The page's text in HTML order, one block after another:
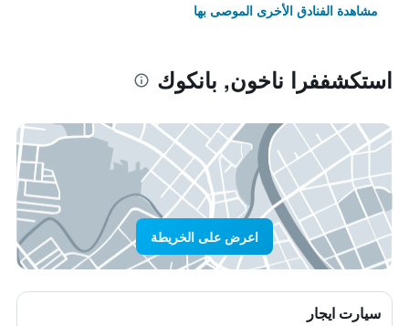
مشاهدة الفنادق الأخرى الموصى بها
استكشففرا ناخون, بانكوك
اعرض على الخريطة
سيارت ايجار